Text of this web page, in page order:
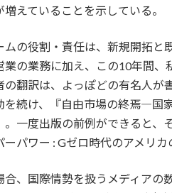
増えていることを示している。
ムの役割・責任は、新規開拓と
業の業務に加え、この10年間
の翻訳は、よっぽどの有名人が
を続け、『自由市場の終焉―国
。一度出版の前例ができると
ーパワー : Gゼロ時代のアメリ
合、国際情勢を扱うメディアの